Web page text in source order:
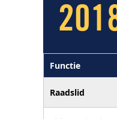
Functie
Raadslid